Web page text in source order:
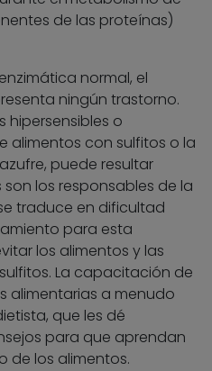
de las proteínas)
normal, el
ningún trastorno.
hipersensibles o
alimentos con sulfitos o la
puede resultar
los responsables de la
traduce en dificultad
para esta
los alimentos y las
La capacitación de
alimentarias a menudo
que les dé
para que aprendan
de los alimentos.